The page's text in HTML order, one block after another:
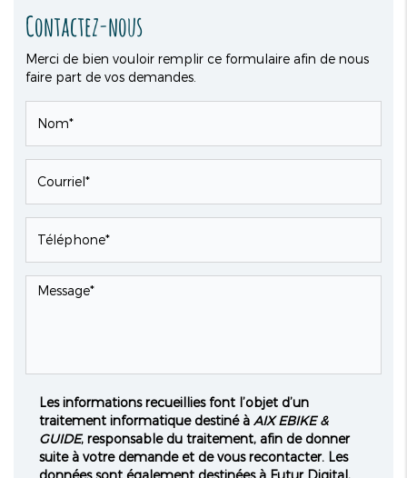
Contactez-nous
Merci de bien vouloir remplir ce formulaire afin de nous
faire part de vos demandes.
Les informations recueillies font l’objet d’un
traitement informatique destiné àAIX EBIKE &
GUIDE, responsable du traitement, afin de donner
suite à votre demande et de vous recontacter. Les
données sont également destinées à Futur Digital,